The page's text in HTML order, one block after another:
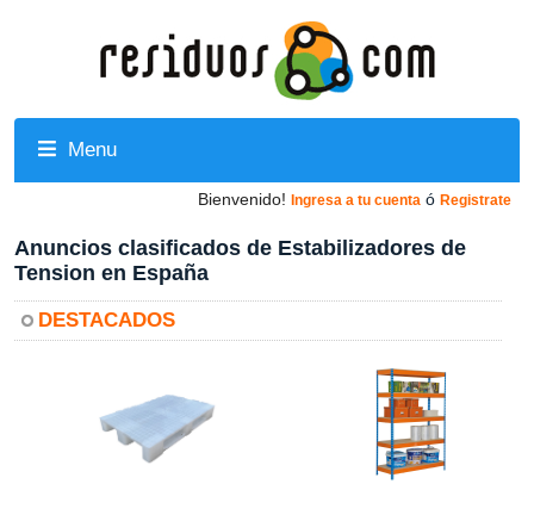
Menu
Bienvenido! Ingresa a tu cuenta ó Registrate
Anuncios clasificados de Estabilizadores de
Tension en España
DESTACADOS